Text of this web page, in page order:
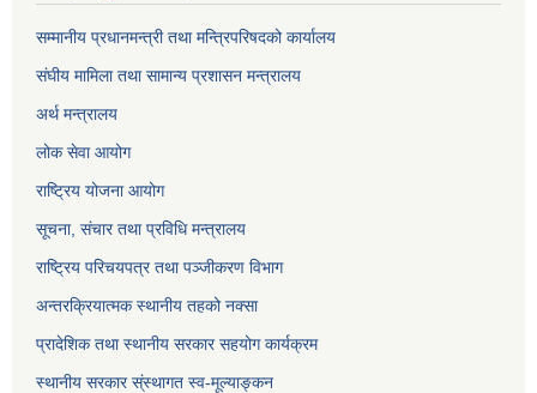
सम्मानीय प्रधानमन्त्री तथा मन्त्रिपरिषदको कार्यालय
संघीय मामिला तथा सामान्य प्रशासन मन्त्रालय
अर्थ मन्त्रालय
लोक सेवा आयोग
राष्ट्रिय योजना आयोग
सूचना, संचार तथा प्रविधि मन्त्रालय
राष्ट्रिय परिचयपत्र तथा पञ्जीकरण विभाग
अन्तरक्रियात्मक स्थानीय तहको नक्सा
प्रादेशिक तथा स्थानीय सरकार सहयोग कार्यक्रम
स्थानीय सरकार स्ंस्थागत स्व-मूल्याङ्कन